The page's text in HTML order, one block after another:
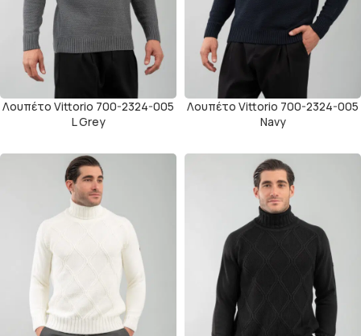
Λουπέτο Vittorio 700-2324-005
L Grey
Λουπέτο Vittorio 700-2324-005
Navy